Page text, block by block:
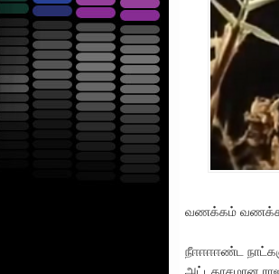
வணக்கம்
நீஈஈஈஈண்ட